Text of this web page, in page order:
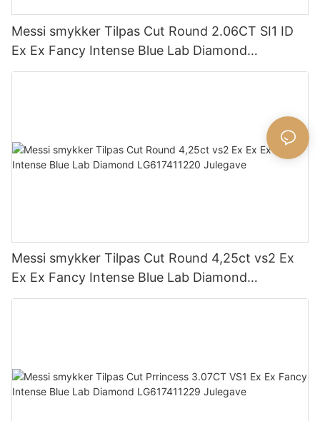
Messi smykker Tilpas Cut Round 2.06CT SI1 ID
Ex Ex Fancy Intense Blue Lab Diamond
LG617411214 Julegave
Messi smykker Tilpas Cut Round 4,25ct vs2 Ex
Ex Ex Fancy Intense Blue Lab Diamond
LG617411220 Julegave